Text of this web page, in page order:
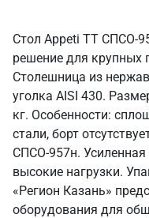
Стол Appeti ТТ СПСО-
решение для крупных
Столешница из
уголка AISI 430.
кг. Особенности:
стали, борт
СПСО-957н.
высокие нагрузки.
«Регион Казань»
оборудования для